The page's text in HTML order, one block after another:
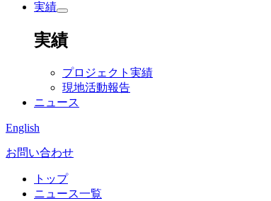
実績
実績
プロジェクト実績
現地活動報告
ニュース
English
お問い合わせ
トップ
ニュース一覧